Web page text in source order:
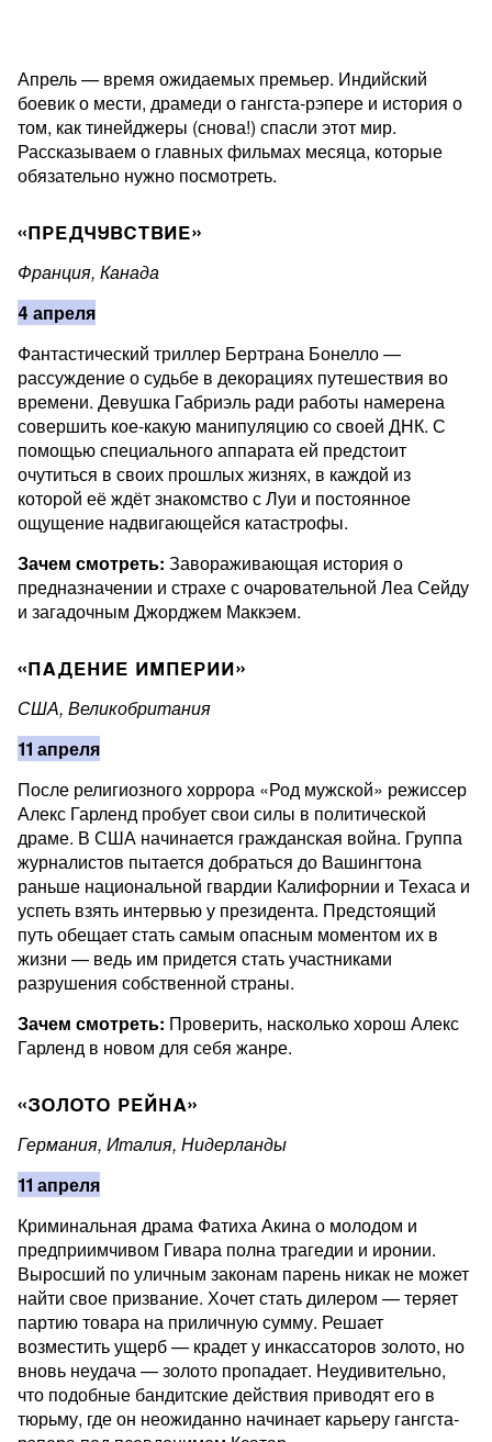
Апрель — время ожидаемых премьер. Индийский
боевик о мести, драмеди о гангста-рэпере и история о
том, как тинейджеры (снова!) спасли этот мир.
Рассказываем о главных фильмах месяца, которые
обязательно нужно посмотреть.
«ПРЕДЧУВСТВИЕ»
Франция, Канада
4 апреля
Фантастический триллер Бертрана Бонелло —
рассуждение о судьбе в декорациях путешествия во
времени. Девушка Габриэль ради работы намерена
совершить кое-какую манипуляцию со своей ДНК. С
помощью специального аппарата ей предстоит
очутиться в своих прошлых жизнях, в каждой из
которой её ждёт знакомство с Луи и постоянное
ощущение надвигающейся катастрофы.
Зачем смотреть: Завораживающая история о
предназначении и страхе с очаровательной Леа Сейду
и загадочным Джорджем Маккэем.
«ПАДЕНИЕ ИМПЕРИИ»
США, Великобритания
11 апреля
После религиозного хоррора «Род мужской» режиссер
Алекс Гарленд пробует свои силы в политической
драме. В США начинается гражданская война. Группа
журналистов пытается добраться до Вашингтона
раньше национальной гвардии Калифорнии и Техаса и
успеть взять интервью у президента. Предстоящий
путь обещает стать самым опасным моментом их в
жизни — ведь им придется стать участниками
разрушения собственной страны.
Зачем смотреть: Проверить, насколько хорош Алекс
Гарленд в новом для себя жанре.
«ЗОЛОТО РЕЙНА»
Германия, Италия, Нидерланды
11 апреля
Криминальная драма Фатиха Акина о молодом и
предприимчивом Гивара полна трагедии и иронии.
Выросший по уличным законам парень никак не может
найти свое призвание. Хочет стать дилером — теряет
партию товара на приличную сумму. Решает
возместить ущерб — крадет у инкассаторов золото, но
вновь неудача — золото пропадает. Неудивительно,
что подобные бандитские действия приводят его в
тюрьму, где он неожиданно начинает карьеру гангста-